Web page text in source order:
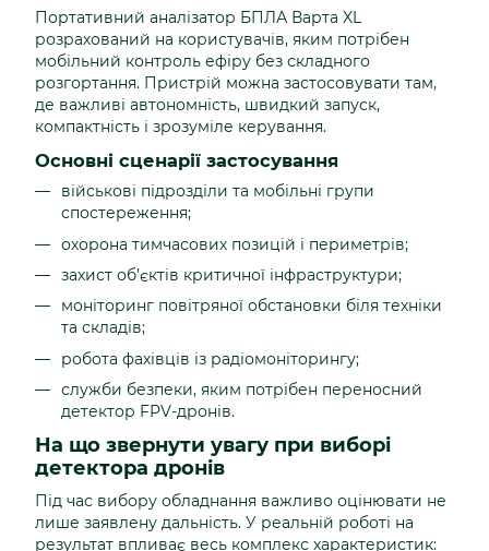
Портативний аналізатор БПЛА Варта XL
розрахований на користувачів, яким потрібен
мобільний контроль ефіру без складного
розгортання. Пристрій можна застосовувати там,
де важливі автономність, швидкий запуск,
компактність і зрозуміле керування.
Основні сценарії застосування
військові підрозділи та мобільні групи
спостереження;
охорона тимчасових позицій і периметрів;
захист об’єктів критичної інфраструктури;
моніторинг повітряної обстановки біля техніки
та складів;
робота фахівців із радіомоніторингу;
служби безпеки, яким потрібен переносний
детектор FPV-дронів.
На що звернути увагу при виборі
детектора дронів
Під час вибору обладнання важливо оцінювати не
лише заявлену дальність. У реальній роботі на
результат впливає весь комплекс характеристик: